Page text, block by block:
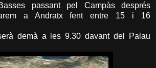
passant pel Campàs després
a Andratx fent entre 15 i 16
demà a les 9.30 davant del Palau